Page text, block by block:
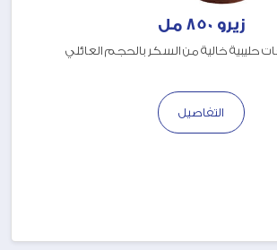
زيرو 850 مل
حليبية خالية من السكر بالحجم العائلي
التفاصيل